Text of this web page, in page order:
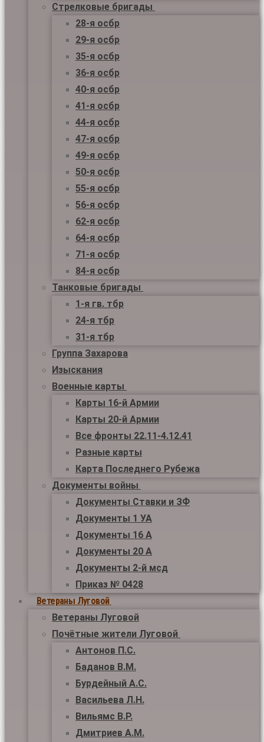
Стрелковые бригады
28-я осбр
29-я осбр
35-я осбр
36-я осбр
40-я осбр
41-я осбр
44-я осбр
47-я осбр
49-я осбр
50-я осбр
55-я осбр
56-я осбр
62-я осбр
64-я осбр
71-я осбр
84-я осбр
Танковые бригады
1-я гв. тбр
24-я тбр
31-я тбр
Группа Захарова
Изыскания
Военные карты
Карты 16-й Армии
Карты 20-й Армии
Все фронты 22.11-4.12.41
Разные карты
Карта Последнего Рубежа
Документы войны
Документы Ставки и ЗФ
Документы 1 УА
Документы 16 А
Документы 20 А
Документы 2-й мсд
Приказ № 0428
Ветераны Луговой
Ветераны Луговой
Почётные жители Луговой
Антонов П.С.
Баданов В.М.
Бурдейный А.С.
Васильева Л.Н.
Вильямс В.Р.
Дмитриев А.М.